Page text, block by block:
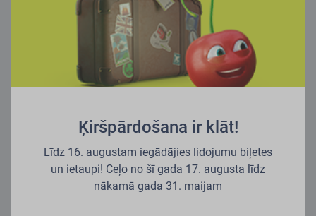
Ķiršpārdošana ir klāt!
Līdz 16. augustam iegādājies lidojumu biļetes
un ietaupi! Ceļo no šī gada 17. augusta līdz
nākamā gada 31. maijam